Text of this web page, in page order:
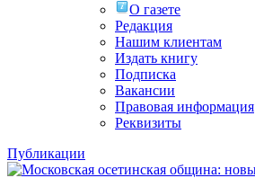
О газете
Редакция
Нашим клиентам
Издать книгу
Подписка
Вакансии
Правовая информация
Реквизиты
Публикации